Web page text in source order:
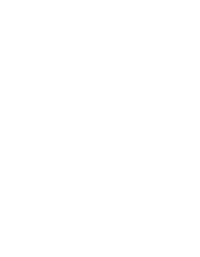
qui sera unique
instant, mais ce n’est pas le cas du tout. Ils sont le
pour installer une ambiance particulière, pour
Les retouches, la luminosité et malgré tout
sur les photos : nos conseils !